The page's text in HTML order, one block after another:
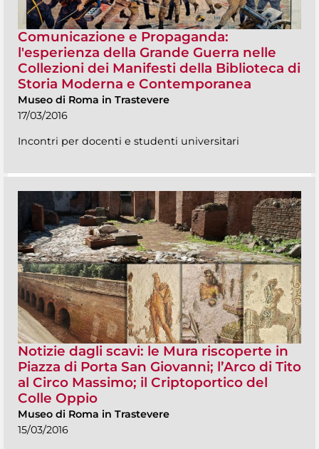
Comunicazione e Propaganda:
l'esperienza della Grande Guerra nelle
Collezioni dei Manifesti della Biblioteca di
Storia Moderna e Contemporanea
Museo di Roma in Trastevere
17/03/2016
Incontri per docenti e studenti universitari
Notizie dagli scavi: le Mura riscoperte in
Piazza di Porta San Giovanni; l’Arco di Tito
al Circo Massimo; il Criptoportico del
Colle Oppio
Museo di Roma in Trastevere
15/03/2016